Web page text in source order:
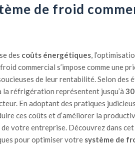
de froid
des coûts énergétiques,
commercial s’impose comme une
de leur rentabilité. Selon des
la réfrigération représentent jusqu’à
En adoptant des pratiques
ces coûts et d’améliorer la
votre entreprise. Découvrez dans
pour optimiser votre système de